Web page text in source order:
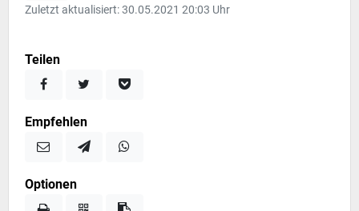
Zuletzt aktualisiert: 30.05.2021 20:03 Uhr
Teilen
Empfehlen
Optionen